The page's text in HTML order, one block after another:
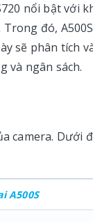
nổi bật với
đó,
sẽ phân tích
và ngân sách.
camera. Dưới
A500S